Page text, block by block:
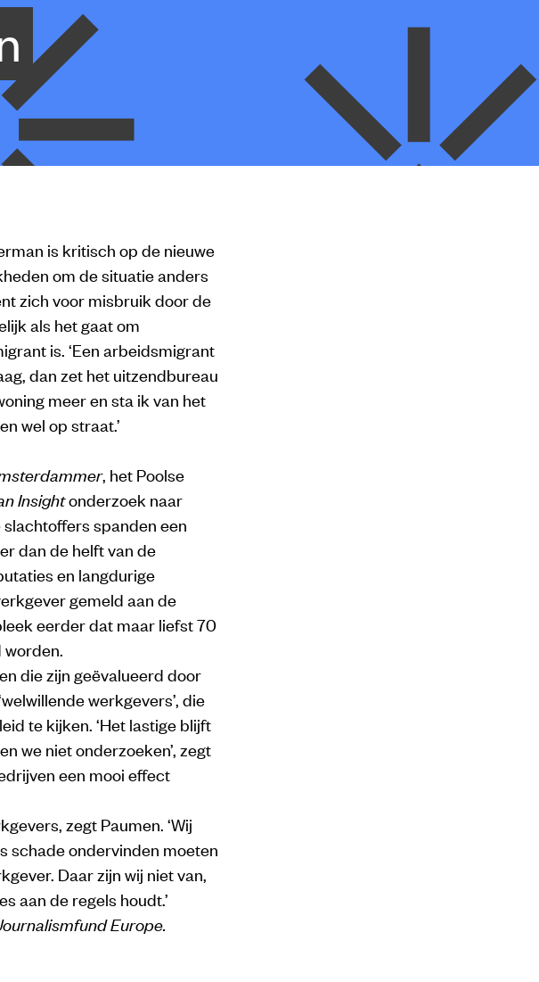
is kritisch op de nieuwe
om de situatie anders
zich voor misbruik door de
als het gaat om
is. ‘Een arbeidsmigrant
dan zet het uitzendbureau
meer en sta ik van het
wel op straat.’
, het Poolse
Insightonderzoek naar
spanden een
dan de helft van de
en langdurige
gemeld aan de
eerder dat maar liefst 70
die zijn geëvalueerd door
werkgevers’, die
te kijken. ‘Het lastige blijft
we niet onderzoeken’, zegt
een mooi effect
zegt Paumen. ‘Wij
schade ondervinden moeten
Daar zijn wij niet van,
aan de regels houdt.’
Europe.